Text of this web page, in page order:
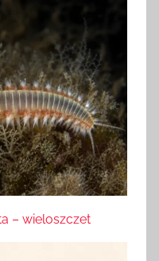
– wieloszczet